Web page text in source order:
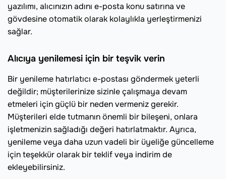
yazılımı, alıcınızın adını e-posta konu satırına ve
gövdesine otomatik olarak kolaylıkla yerleştirmenizi
sağlar.
Alıcıya yenilemesi için bir teşvik verin
Bir yenileme hatırlatıcı e-postası göndermek yeterli
değildir; müşterilerinize sizinle çalışmaya devam
etmeleri için güçlü bir neden vermeniz gerekir.
Müşterileri elde tutmanın önemli bir bileşeni, onlara
işletmenizin sağladığı değeri hatırlatmaktır. Ayrıca,
yenileme veya daha uzun vadeli bir üyeliğe güncelleme
için teşekkür olarak bir teklif veya indirim de
ekleyebilirsiniz.